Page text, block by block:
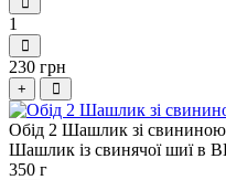
1
230 грн
+
Обід 2 Шашлик зі свининою
Шашлик із свинячої шиї в
350 г